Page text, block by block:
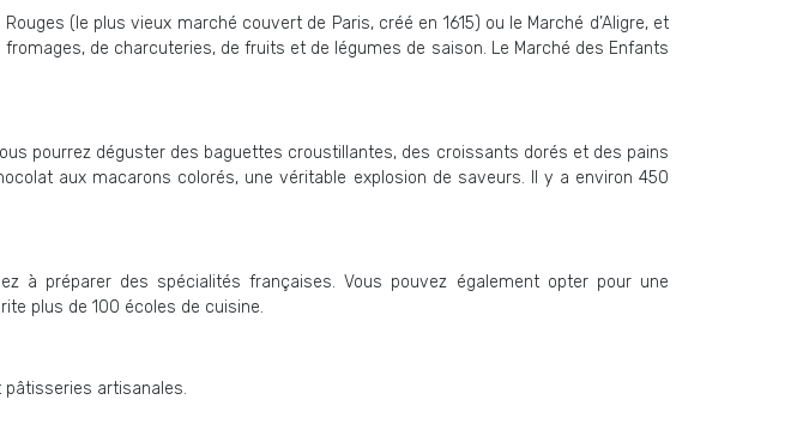
(le plus vieux marché couvert de Paris, créé en 1615) ou le Marché d’Aligre, et
de charcuteries, de fruits et de légumes de saison. Le Marché des Enfants
pourrez déguster des baguettes croustillantes, des croissants dorés et des pains
aux macarons colorés, une véritable explosion de saveurs. Il y a environ 450
à préparer des spécialités françaises. Vous pouvez également opter pour une
plus de 100 écoles de cuisine.
artisanales.